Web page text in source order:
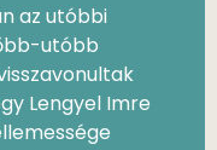
az utóbbi
utóbb
Lengyel Imre